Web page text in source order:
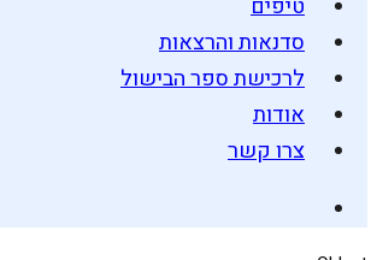
טיפים
סדנאות והרצאות
לרכישת ספר הבישול
אודות
צרו קשר